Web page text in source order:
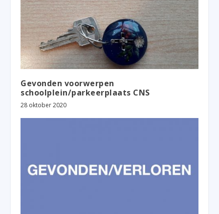
Gevonden voorwerpen
schoolplein/parkeerplaats CNS
28 oktober 2020